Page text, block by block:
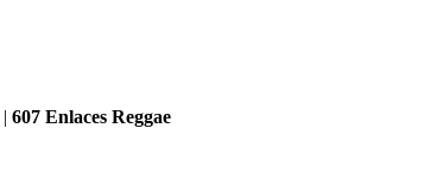
| 607 Enlaces Reggae